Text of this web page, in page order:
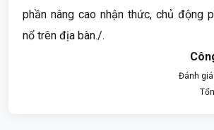
phần nâng cao nhận thức, chủ động
nổ trên địa bàn./.
Đánh giá